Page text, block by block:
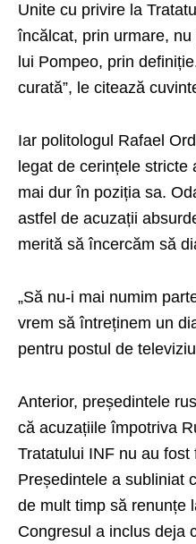
Unite cu privire la
încălcat, prin urmare,
lui Pompeo, prin
curată”, le citează
Iar politologul Rafael
legat de cerințele
mai dur în poziția sa.
astfel de acuzații
merită să încercăm să
„Să nu-i mai numim
vrem să întreținem un
pentru postul de
Anterior, președintele
că acuzațiile împotriva
Tratatului INF nu au fost
Președintele a subliniat
de mult timp să renunțe
Congresul a inclus deja